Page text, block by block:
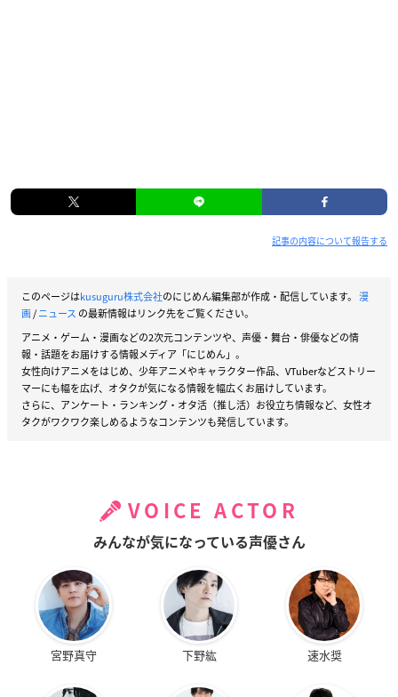
記事の内容について報告する
このページはkusuguru株式会社のにじめん編集部が作成・配信しています。 漫
画/ニュース の最新情報はリンク先をご覧ください。
アニメ・ゲーム・漫画などの2次元コンテンツや、声優・舞台・俳優などの情
報・話題をお届けする情報メディア「にじめん」。
女性向けアニメをはじめ、少年アニメやキャラクター作品、VTuberなどストリー
マーにも幅を広げ、オタクが気になる情報を幅広くお届けしています。
さらに、アンケート・ランキング・オタ活（推し活）お役立ち情報など、女性オ
タクがワクワク楽しめるようなコンテンツも発信しています。
VOICE ACTOR
みんなが気になっている声優さん
宮野真守 下野紘 速水奨